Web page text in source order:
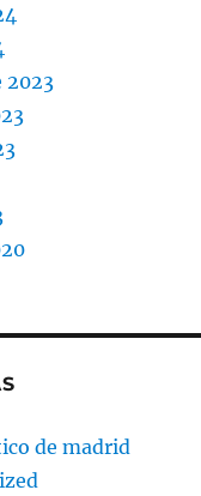
2023
de madrid